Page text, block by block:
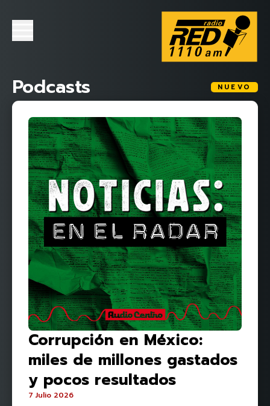
Podcasts NUEVO
Corrupción en México:
miles de millones gastados
y pocos resultados
7 Julio 2026